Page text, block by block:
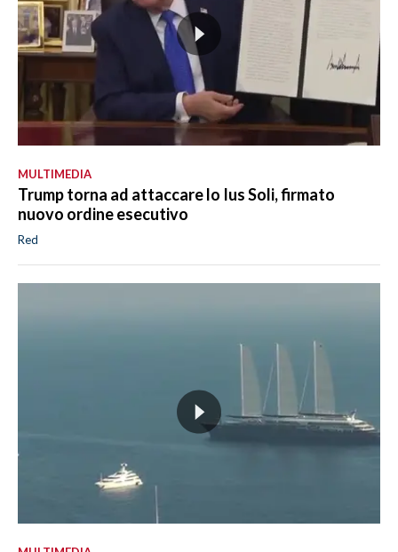
MULTIMEDIA
Trump torna ad attaccare lo Ius Soli, firmato
nuovo ordine esecutivo
Red